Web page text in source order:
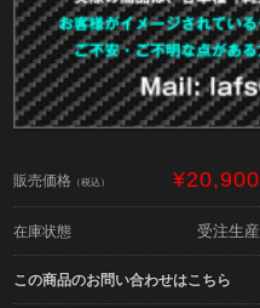
販売価格 （税込） ¥20,900
在庫状態 受注生産
この商品のお問い合わせはこちら